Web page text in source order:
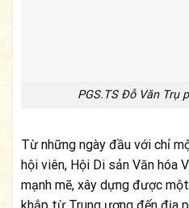
PGS.TS Đỗ Văn Trụ
Từ những ngày đầu với chỉ
hội viên, Hội Di sản Văn hóa
mạnh mẽ, xây dựng được